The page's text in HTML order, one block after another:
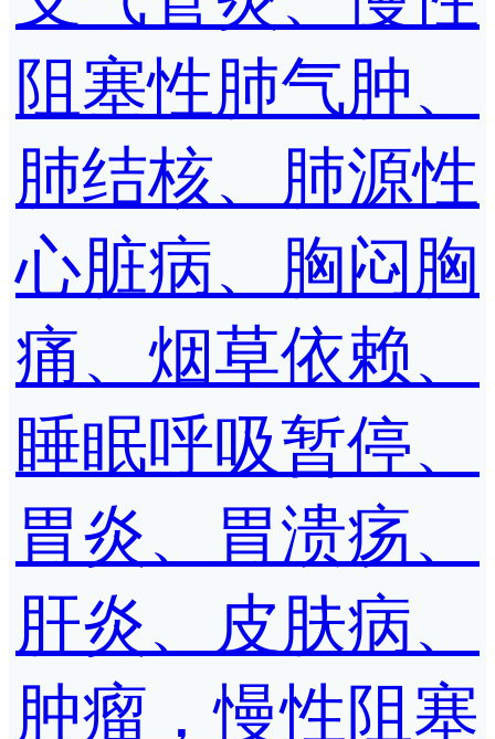
阻塞性肺气肿、
肺结核、肺源性
心脏病、胸闷胸
痛、烟草依赖、
睡眠呼吸暂停、
胃炎、胃溃疡、
肝炎、皮肤病、
肿瘤，慢性阻塞